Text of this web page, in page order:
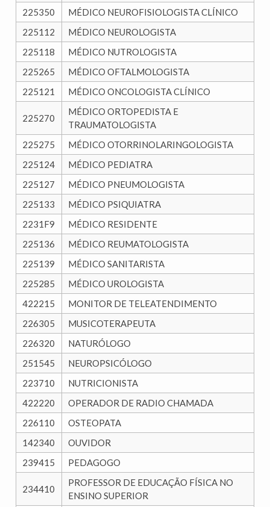
225350
MÉDICO NEUROFISIOLOGISTA CLÍNICO
225112
MÉDICO NEUROLOGISTA
225118
MÉDICO NUTROLOGISTA
225265
MÉDICO OFTALMOLOGISTA
225121
MÉDICO ONCOLOGISTA CLÍNICO
225270
MÉDICO ORTOPEDISTA E
TRAUMATOLOGISTA
225275
MÉDICO OTORRINOLARINGOLOGISTA
225124
MÉDICO PEDIATRA
225127
MÉDICO PNEUMOLOGISTA
225133
MÉDICO PSIQUIATRA
2231F9
MÉDICO RESIDENTE
225136
MÉDICO REUMATOLOGISTA
225139
MÉDICO SANITARISTA
225285
MÉDICO UROLOGISTA
422215
MONITOR DE TELEATENDIMENTO
226305
MUSICOTERAPEUTA
226320
NATURÓLOGO
251545
NEUROPSICÓLOGO
223710
NUTRICIONISTA
422220
OPERADOR DE RADIO CHAMADA
226110
OSTEOPATA
142340
OUVIDOR
239415
PEDAGOGO
234410
PROFESSOR DE EDUCAÇÃO FÍSICA NO
ENSINO SUPERIOR